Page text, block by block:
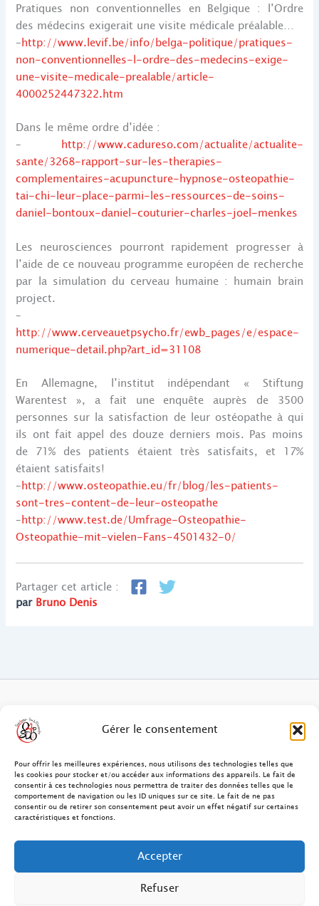
Gérer le consentement
Pour offrir les meilleures expériences, nous utilisons des technologies telles que
les cookies pour stocker et/ou accéder aux informations des appareils. Le fait de
consentir à ces technologies nous permettra de traiter des données telles que le
comportement de navigation ou les ID uniques sur ce site. Le fait de ne pas
consentir ou de retirer son consentement peut avoir un effet négatif sur certaines
caractéristiques et fonctions.
Accepter
Refuser
Pratiques non conventionnelles en Belgique : l’Ordre
des médecins exigerait une visite médicale préalable…
–http://www.levif.be/info/belga-politique/pratiques-
non-conventionnelles-l-ordre-des-medecins-exige-
une-visite-medicale-prealable/article-
4000252447322.htm
Dans le même ordre d’idée :
– http://www.cadureso.com/actualite/actualite-
sante/3268-rapport-sur-les-therapies-
complementaires-acupuncture-hypnose-osteopathie-
tai-chi-leur-place-parmi-les-ressources-de-soins-
daniel-bontoux-daniel-couturier-charles-joel-menkes
Les neurosciences pourront rapidement progresser à
l’aide de ce nouveau programme européen de recherche
par la simulation du cerveau humaine : humain brain
project.
–
http://www.cerveauetpsycho.fr/ewb_pages/e/espace-
numerique-detail.php?art_id=31108
En Allemagne, l’institut indépendant « Stiftung
Warentest », a fait une enquête auprès de 3500
personnes sur la satisfaction de leur ostéopathe à qui
ils ont fait appel des douze derniers mois. Pas moins
de 71% des patients étaient très satisfaits, et 17%
étaient satisfaits!
–http://www.osteopathie.eu/fr/blog/les-patients-
sont-tres-content-de-leur-osteopathe
–http://www.test.de/Umfrage-Osteopathie-
Osteopathie-mit-vielen-Fans-4501432-0/
Partager cet article :
par Bruno Denis
Contact
FAQ Ostéopathie Humaine
Mentions Légales